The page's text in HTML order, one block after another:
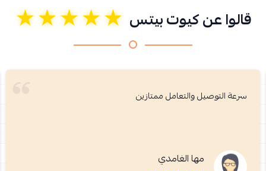
قالوا عن كيوت بيتس ★★★★★
سرعة التوصيل والتعامل ممتازين
مها الغامدي